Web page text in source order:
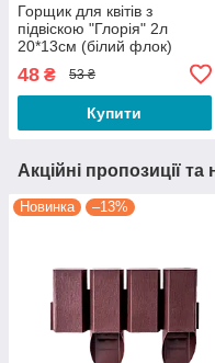
Горщик для квітів з
підвіскою "Глорія" 2л
20*13см (білий флок)
48 ₴ 53 ₴
Купити
Акційні пропозиції та
Новинка –13%